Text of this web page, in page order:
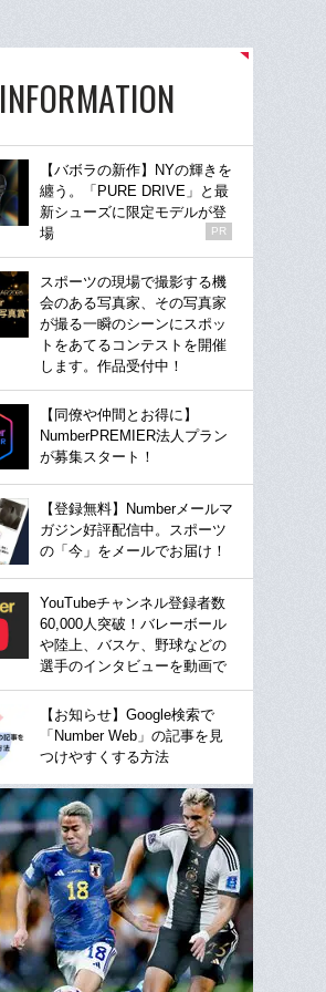
INFORMATION
【バボラの新作】NYの輝きを
纏う。「PURE DRIVE」と最
新シューズに限定モデルが登
場
PR
スポーツの現場で撮影する機
会のある写真家、その写真家
が撮る一瞬のシーンにスポッ
トをあてるコンテストを開催
します。作品受付中！
【同僚や仲間とお得に】
NumberPREMIER法人プラン
が募集スタート！
【登録無料】Numberメールマ
ガジン好評配信中。スポーツ
の「今」をメールでお届け！
YouTubeチャンネル登録者数
60,000人突破！バレーボール
や陸上、バスケ、野球などの
選手のインタビューを動画で
【お知らせ】Google検索で
「Number Web」の記事を見
つけやすくする方法